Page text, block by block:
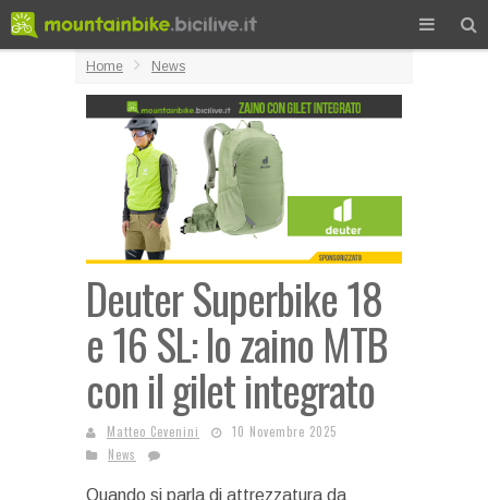
Home News
Deuter Superbike 18
e 16 SL: lo zaino MTB
con il gilet integrato
Matteo Cevenini
10 Novembre 2025
News
Quando si parla di attrezzatura da